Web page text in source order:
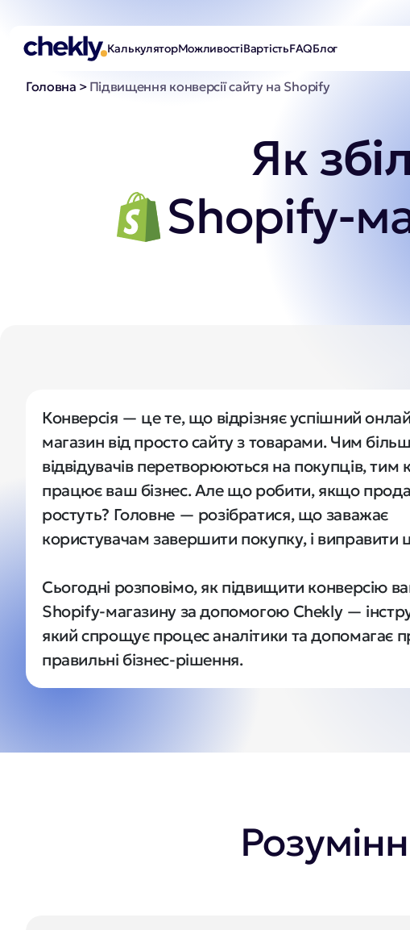
КалькуляторМожливостіВартістьFAQБлог
Головна > Підвищення конверсії сайту на Shopify
Як
Shopify-
Конверсія — це те, що відрізняє успішний
магазин від просто сайту з товарами. Чим
відвідувачів перетворюються на покупців,
працює ваш бізнес. Але що робити, якщо
ростуть? Головне — розібратися, що заважає
користувачам завершити покупку, і виправити
Сьогодні розповімо, як підвищити конверсію
Shopify-магазину за допомогою Chekly —
який спрощує процес аналітики та допомагає
правильні бізнес-рішення.